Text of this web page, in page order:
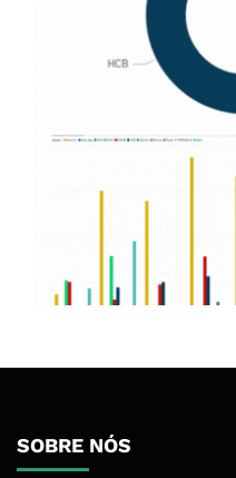
SOBRE NÓS